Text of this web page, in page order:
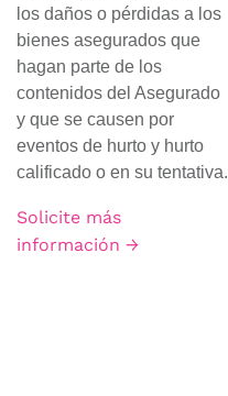
los daños o pérdidas a los
bienes asegurados que
hagan parte de los
contenidos del Asegurado
y que se causen por
eventos de hurto y hurto
calificado o en su tentativa.
Solicite más
información →